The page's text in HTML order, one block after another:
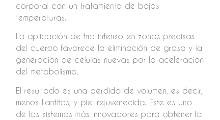
corporal con un tratamiento de bajas
temperaturas.
La aplicación de frío intenso en zonas precisas
del cuerpo favorece la eliminación de grasa y la
generación de células nuevas por la aceleración
del metabolismo.
El resultado es una pérdida de volumen, es decir,
menos llantitas, y piel rejuvenecida. Este es uno
de los sistemas más innovadores para obtener la